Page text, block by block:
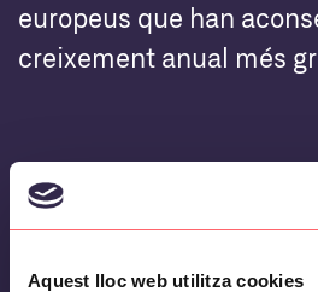
Aquest lloc web utilitza cookies
europeus que han
creixement anual més